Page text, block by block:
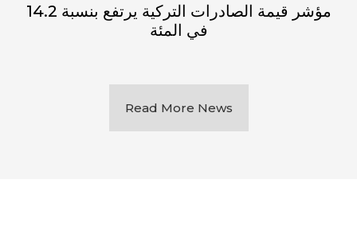
مؤشر قيمة الصادرات التركية يرتفع بنسبة 14.2
في المئة
Read More News